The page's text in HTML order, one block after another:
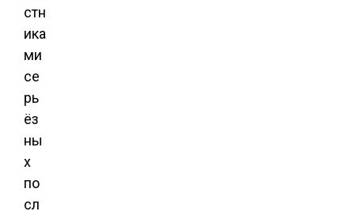
стн
ика
ми
се
рь
ёз
ны
х
по
сл